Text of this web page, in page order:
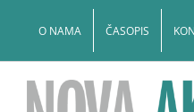
O NAMA ČASOPIS